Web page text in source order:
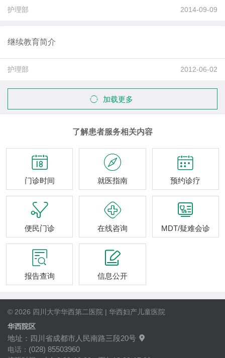
护理部 2014-09-09
继续教育简介
护理部 2012-06-02
加载更多
了解患者服务相关内容

门诊时间

就医指南

预约诊疗

便民门诊

在线咨询

MDT/疑难会诊

报告查询

信息公开
© 2026 四川大学华西第二医院 | 华西妇产儿童医院
华西院区
地址：四川省成都市人民南路三段20号 
电话： (028) 85503960